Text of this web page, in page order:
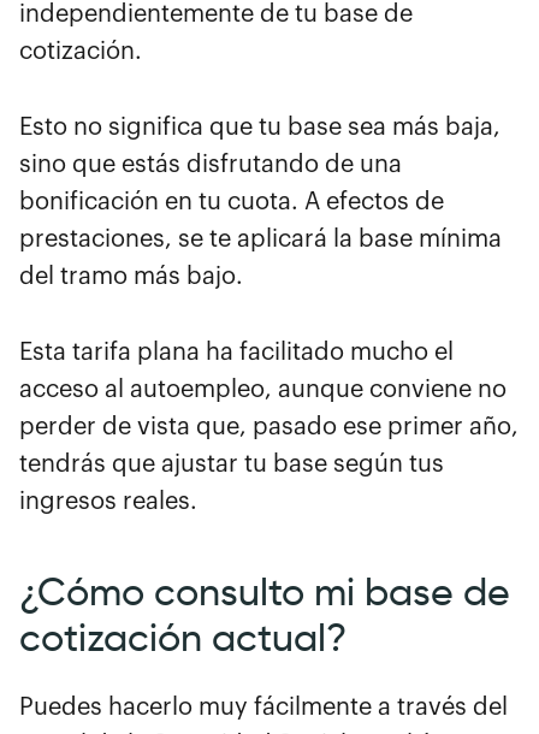
independientemente de tu base de
cotización.
Esto no significa que tu base sea más baja,
sino que estás disfrutando de una
bonificación en tu cuota. A efectos de
prestaciones, se te aplicará la base mínima
del tramo más bajo.
Esta tarifa plana ha facilitado mucho el
acceso al autoempleo, aunque conviene no
perder de vista que, pasado ese primer año,
tendrás que ajustar tu base según tus
ingresos reales.
¿Cómo consulto mi base de
cotización actual?
Puedes hacerlo muy fácilmente a través del